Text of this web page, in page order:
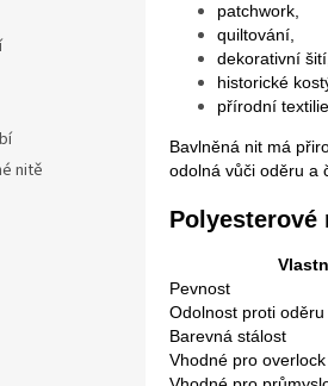
nitě
patchwork,
quiltování,
dekorativní šití,
historické
přírodní textilie.
Bavlněná nit má
odolná vůči oděru a
Polyesterové
Pevnost
Odolnost proti oděru
Barevná stálost
Vhodné pro overlock